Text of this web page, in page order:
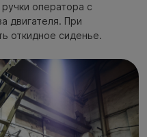
оператора с
двигателя. При
откидное сиденье.